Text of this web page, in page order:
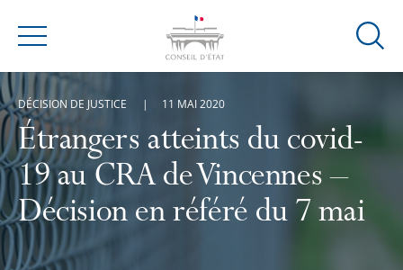
Menu
Ouvrir
Étrangers atteints du covid-
19 au CRA de Vincennes –
Décision en référé du 7 mai
DÉCISION DE JUSTICE 11 MAI 2020